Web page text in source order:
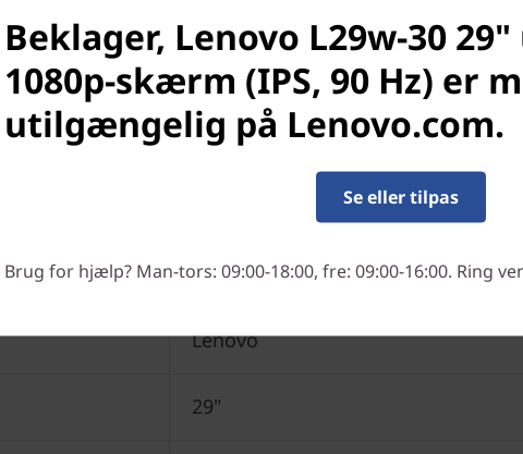
Lenovo
29"
Beklager, Lenovo L29w-30
1080p-skærm (IPS, 90 Hz) er
utilgængelig på Lenovo.com.
Se eller tilpas
Brug for hjælp? Man-tors: 09:00-18:00, fre: 09:00-16:00. Ring